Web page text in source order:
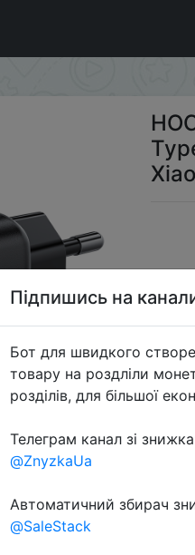
Charge 4.0 3.0 Type
Підпишись на
Бот для швидкого
товару на роздліли
розділів, для більшої
Телеграм канал зі
@ZnyzkaUa
Автоматичний збирач
@SaleStack